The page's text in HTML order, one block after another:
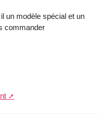
un modèle spécial et un
commander